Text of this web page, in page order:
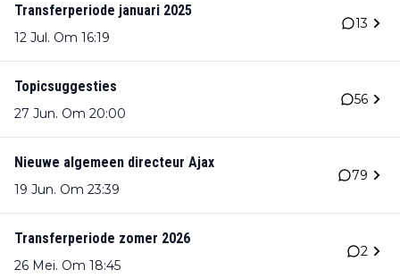
Transferperiode januari 2025
12 Jul. Om 16:19
13
Topicsuggesties
27 Jun. Om 20:00
56
Nieuwe algemeen directeur Ajax
19 Jun. Om 23:39
79
Transferperiode zomer 2026
26 Mei. Om 18:45
2